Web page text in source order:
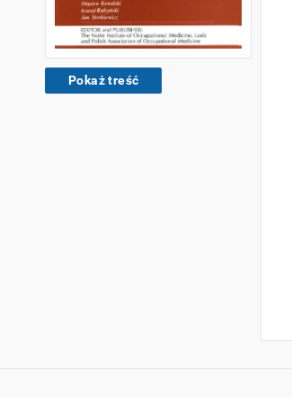
Pokaż treść